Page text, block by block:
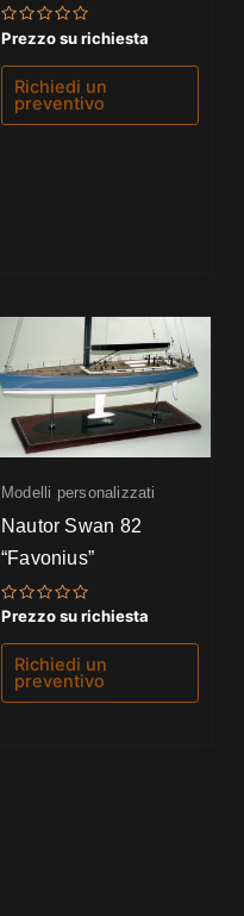
Valutato
su
Prezzo su richiesta
Richiedi un
preventivo
Modelli personalizzati
Nautor Swan 82
“Favonius”
Valutato
su
Prezzo su richiesta
Richiedi un
preventivo